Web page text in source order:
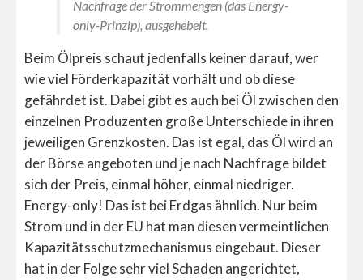
Nachfrage der Strommengen (das Energy-
only-Prinzip), ausgehebelt.
Beim Ölpreis schaut jedenfalls keiner darauf, wer
wie viel Förderkapazität vorhält und ob diese
gefährdet ist. Dabei gibt es auch bei Öl zwischen den
einzelnen Produzenten große Unterschiede in ihren
jeweiligen Grenzkosten. Das ist egal, das Öl wird an
der Börse angeboten und je nach Nachfrage bildet
sich der Preis, einmal höher, einmal niedriger.
Energy-only! Das ist bei Erdgas ähnlich. Nur beim
Strom und in der EU hat man diesen vermeintlichen
Kapazitätsschutzmechanismus eingebaut. Dieser
hat in der Folge sehr viel Schaden angerichtet,